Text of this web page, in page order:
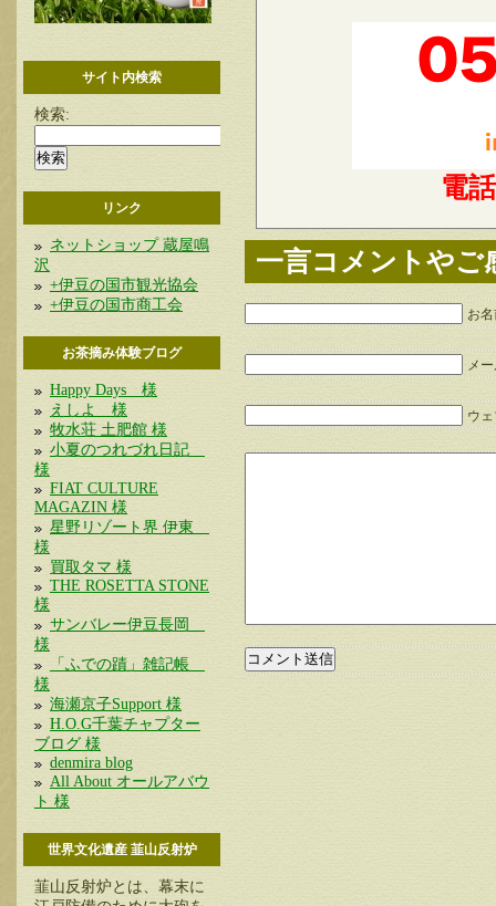
サイト内検索
検索:
リンク
ネットショップ 蔵屋鳴
沢
+伊豆の国市観光協会
+伊豆の国市商工会
お茶摘み体験ブログ
Happy Days 様
えしよ 様
牧水荘 土肥館 様
小夏のつれづれ日記
様
FIAT CULTURE
MAGAZIN 様
星野リゾート界 伊東
様
買取タマ 様
THE ROSETTA STONE
様
サンバレー伊豆長岡
様
「ふでの蹟」雑記帳
様
海瀬京子Support 様
H.O.G千葉チャプター
ブログ 様
denmira blog
All About オールアバウ
ト 様
世界文化遺産 韮山反射炉
韮山反射炉とは、幕末に
電話
一言コメントやご
お
メ
ウ